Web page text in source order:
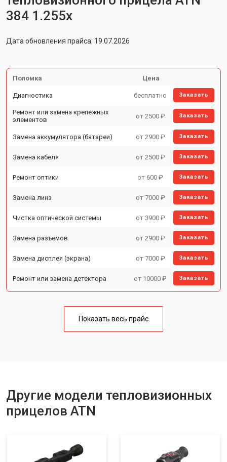
384 1.255x
Дата обновления прайса: 19.07.2026
Поломка Цена
Диагностика бесплатно Заказать
Ремонт или замена крепежных
элементов
от 2500 ₽ Заказать
Замена аккумулятора (батареи) от 2900 ₽ Заказать
Замена кабеля от 2500 ₽ Заказать
Ремонт оптики от 600 ₽ Заказать
Замена линз от 7000 ₽ Заказать
Чистка оптической системы от 3900 ₽ Заказать
Замена разъемов от 2900 ₽ Заказать
Замена дисплея (экрана) от 7000 ₽ Заказать
Ремонт или замена детектора от 10000 ₽ Заказать
Показать весь прайс
Другие модели тепловизионных
прицелов ATN